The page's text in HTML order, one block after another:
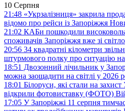
10 Серпня
21:48 «Укрзалізниця» закрила
відомо про рейси із Запоріжжя
21:02 КАБи пошкодили
споживачів Запоріжжя вже зі
20:56 34 квадратні кілометри
штурмового полку про ситуацію
18:51 Двозонний лічильник у
можна заощадити на світлі у 2026
18:01 Білоруси, які стали на
відкрили фотовиставку (ФОТО)
17:05 У Запоріжжі 11 серпня